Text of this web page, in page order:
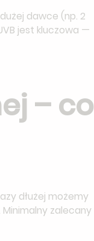
dawce (np. 2
jest kluczowa —
– co
dłużej możemy
zalecany